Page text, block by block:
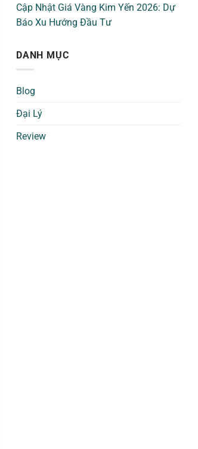
Cập Nhật Giá Vàng Kim Yến 2026: Dự
Báo Xu Hướng Đầu Tư
DANH MỤC
Blog
Đại Lý
Review